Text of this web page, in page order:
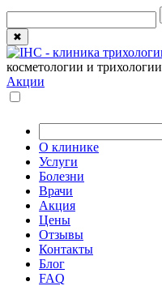
✖
косметологии и трихологии
Акции
О клинике
Услуги
Болезни
Врачи
Акция
Цены
Отзывы
Контакты
Блог
FAQ